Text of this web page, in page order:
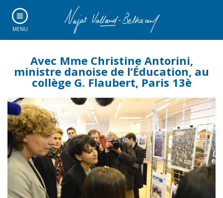
MENU
Avec Mme Christine Antorini,
ministre danoise de l’Éducation, au
collège G. Flaubert, Paris 13è